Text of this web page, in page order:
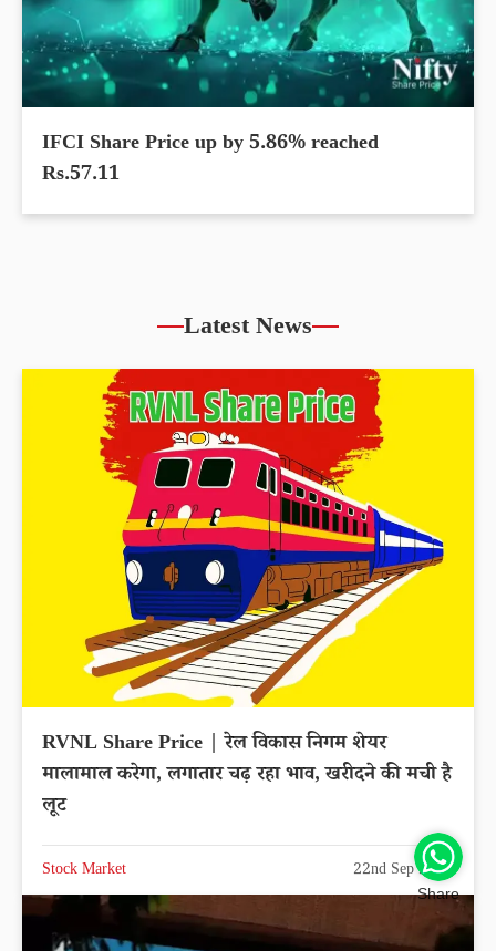
IFCI Share Price up by 5.86% reached
Rs.57.11
Latest News
RVNL Share Price | रेल विकास निगम शेयर
मालामाल करेगा, लगातार चढ़ रहा भाव, खरीदने की मची है
लूट
Stock Market 22nd Sep 2025
Share